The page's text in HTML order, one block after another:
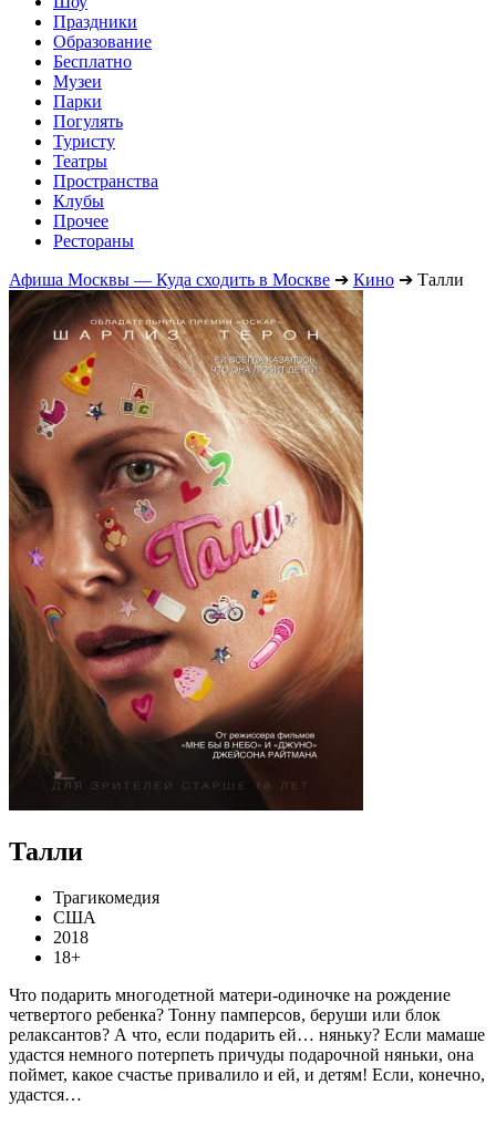
Праздники
Образование
Бесплатно
Музеи
Парки
Погулять
Туристу
Театры
Пространства
Клубы
Прочее
Рестораны
Афиша Москвы — Куда сходить в Москве ➔ Кино ➔ Талли
Талли
Трагикомедия
США
2018
18+
Что подарить многодетной матери-одиночке на рождение
четвертого ребенка? Тонну памперсов, беруши или блок
релаксантов? А что, если подарить ей… няньку? Если мамаше
удастся немного потерпеть причуды подарочной няньки, она
поймет, какое счастье привалило и ей, и детям! Если, конечно,
удастся…